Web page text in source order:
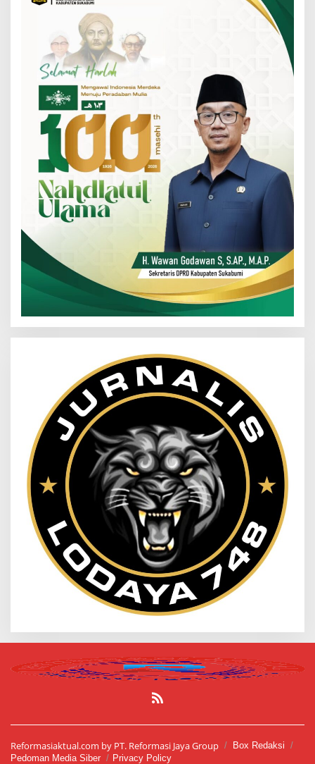
Reformasiaktual.com by PT. Reformasi Jaya Group
Box Redaksi
Pedoman Media Siber
Privacy Policy